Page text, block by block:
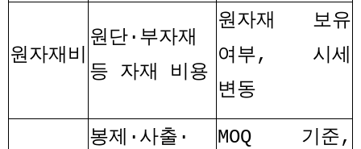
원자재비
원단· 부자재
등 자재 비용
원자재 보유
여부, 시세
변동
봉제 · 사출 ·
MOQ 기준,